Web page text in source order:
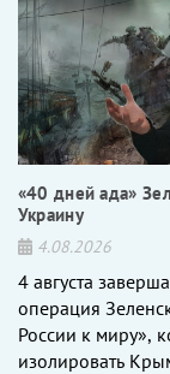
«40 дней ада»
Украину
4.08.2026
4 августа
операция
России к миру»,
изолировать